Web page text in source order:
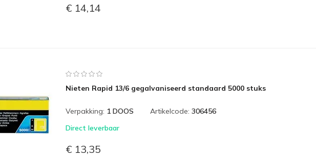
€ 14,14
Nieten Rapid 13/6 gegalvaniseerd standaard 5000 stuks
Verpakking: 1 DOOS Artikelcode: 306456
Direct leverbaar
€ 13,35